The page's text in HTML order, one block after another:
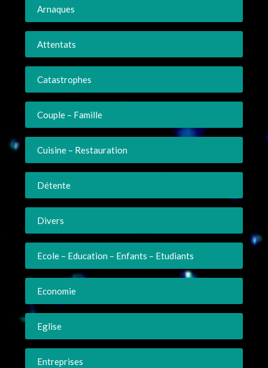
Arnaques
Attentats
Catastrophes
Couple – Famille
Cuisine – Restauration
Détente
Divers
Ecole – Education – Enfants – Etudiants
Economie
Eglise
Entreprises